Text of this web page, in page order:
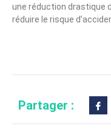
une réduction drastique
réduire le risque
Partager :